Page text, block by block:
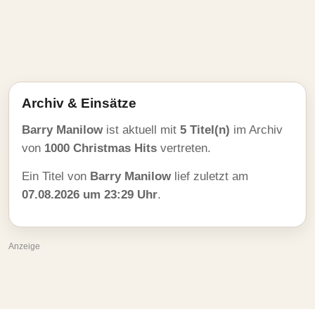
Archiv & Einsätze
Barry Manilow ist aktuell mit 5 Titel(n) im Archiv
von 1000 Christmas Hits vertreten.
Ein Titel von Barry Manilow lief zuletzt am
07.08.2026 um 23:29 Uhr.
Anzeige